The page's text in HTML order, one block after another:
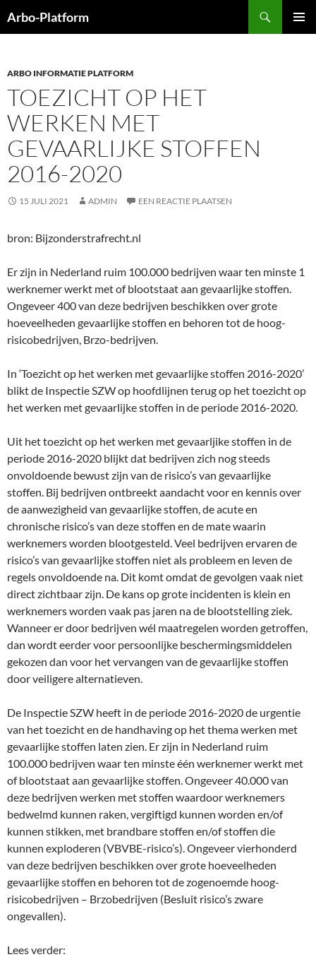
naar
Arbo-Platform
ARBO INFORMATIE PLATFORM
TOEZICHT OP HET
WERKEN MET
GEVAARLIJKE STOFFEN
2016-2020
15 JULI 2021 ADMIN EEN REACTIE PLAATSEN
bron: Bijzonderstrafrecht.nl
Er zijn in Nederland ruim 100.000 bedrijven waar ten minste 1
werknemer werkt met of blootstaat aan gevaarlijke stoffen.
Ongeveer 400 van deze bedrijven beschikken over grote
hoeveelheden gevaarlijke stoffen en behoren tot de hoog-
risicobedrijven, Brzo-bedrijven.
In ‘Toezicht op het werken met gevaarlijke stoffen 2016-2020’
blikt de Inspectie SZW op hoofdlijnen terug op het toezicht op
het werken met gevaarlijke stoffen in de periode 2016-2020.
Uit het toezicht op het werken met gevaarljike stoffen in de
periode 2016-2020 blijkt dat bedrijven zich nog steeds
onvoldoende bewust zijn van de risico’s van gevaarlijke
stoffen. Bij bedrijven ontbreekt aandacht voor en kennis over
de aanwezigheid van gevaarlijke stoffen, de acute en
chronische risico’s van deze stoffen en de mate waarin
werknemers worden blootgesteld. Veel bedrijven ervaren de
risico’s van gevaarlijke stoffen niet als probleem en leven de
regels onvoldoende na. Dit komt omdat de gevolgen vaak niet
direct zichtbaar zijn. De kans op grote incidenten is klein en
werknemers worden vaak pas jaren na de blootstelling ziek.
Wanneer er door bedrijven wél maatregelen worden getroffen,
dan wordt eerder voor persoonlijke beschermingsmiddelen
gekozen dan voor het vervangen van de gevaarlijke stoffen
door veiligere alternatieven.
De Inspectie SZW heeft in de periode 2016-2020 de urgentie
van het toezicht en de handhaving op het thema werken met
gevaarlijke stoffen laten zien. Er zijn in Nederland ruim
100.000 bedrijven waar ten minste één werknemer werkt met
of blootstaat aan gevaarlijke stoffen. Ongeveer 40.000 van
deze bedrijven werken met stoffen waardoor werknemers
bedwelmd kunnen raken, vergiftigd kunnen worden en/of
kunnen stikken, met brandbare stoffen en/of stoffen die
kunnen exploderen (VBVBE-risico’s). Ongeveer vierhonderd
van deze bedrijven beschikken over grote hoeveelheden
gevaarlijke stoffen en behoren tot de zogenoemde hoog-
risicobedrijven – Brzobedrijven (Besluit risico’s zware
ongevallen).
Lees verder: